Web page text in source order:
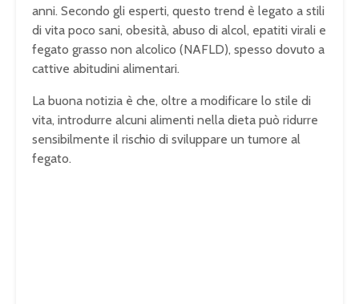
anni. Secondo gli esperti, questo trend è legato a stili
di vita poco sani, obesità, abuso di alcol, epatiti virali e
fegato grasso non alcolico (NAFLD), spesso dovuto a
cattive abitudini alimentari.
La buona notizia è che, oltre a modificare lo stile di
vita, introdurre alcuni alimenti nella dieta può ridurre
sensibilmente il rischio di sviluppare un tumore al
fegato.